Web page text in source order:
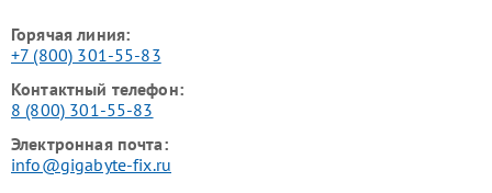
Горячая линия:
+7 (800) 301-55-83
Контактный телефон:
8 (800) 301-55-83
Электронная почта:
info@gigabyte-fix.ru